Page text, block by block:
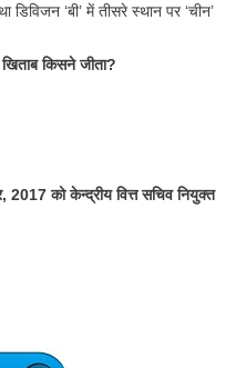
डिविजन ‘बी’ में तीसरे स्थान पर ‘चीन’
किसने जीता?
को केन्द्रीय वित्त सचिव नियुक्त